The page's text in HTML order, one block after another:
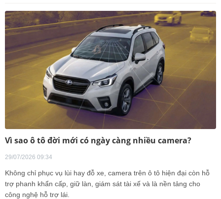
Vì sao ô tô đời mới có ngày càng nhiều camera?
29/07/2026 09:34
Không chỉ phục vụ lùi hay đỗ xe, camera trên ô tô hiện đại còn hỗ
trợ phanh khẩn cấp, giữ làn, giám sát tài xế và là nền tảng cho
công nghệ hỗ trợ lái.